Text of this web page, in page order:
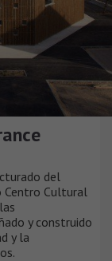
del
Centro Cultural
y construido
y la